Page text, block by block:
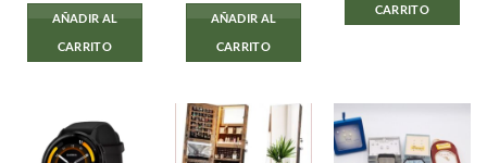
AÑADIR AL
CARRITO
AÑADIR AL
CARRITO
CARRITO